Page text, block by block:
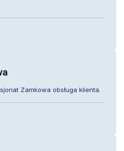
Zamkowa obsługa klienta.